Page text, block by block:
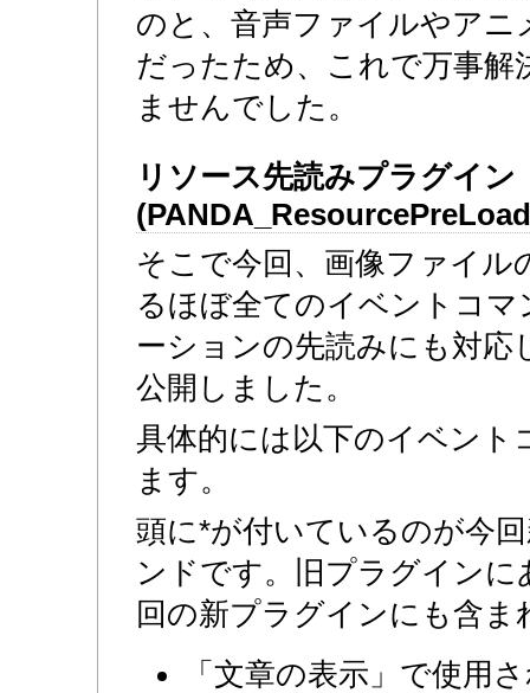
のと、音声ファイルやアニ
だったため、これで万事解
ませんでした。
リソース先読みプラグイン
そこで今回、画像ファイル
るほぼ全てのイベントコ
ーションの先読みにも対応
公開しました。
具体的には以下のイベント
ます。
頭に*が付いているのが今
ンドです。旧プラグインに
回の新プラグインにも含ま
「文章の表示」で使用